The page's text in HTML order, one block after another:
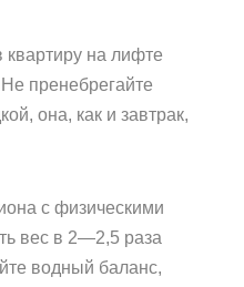
квартиру на лифте
пренебрегайте
она, как и завтрак,
с физическими
вес в 2—2,5 раза
водный баланс,